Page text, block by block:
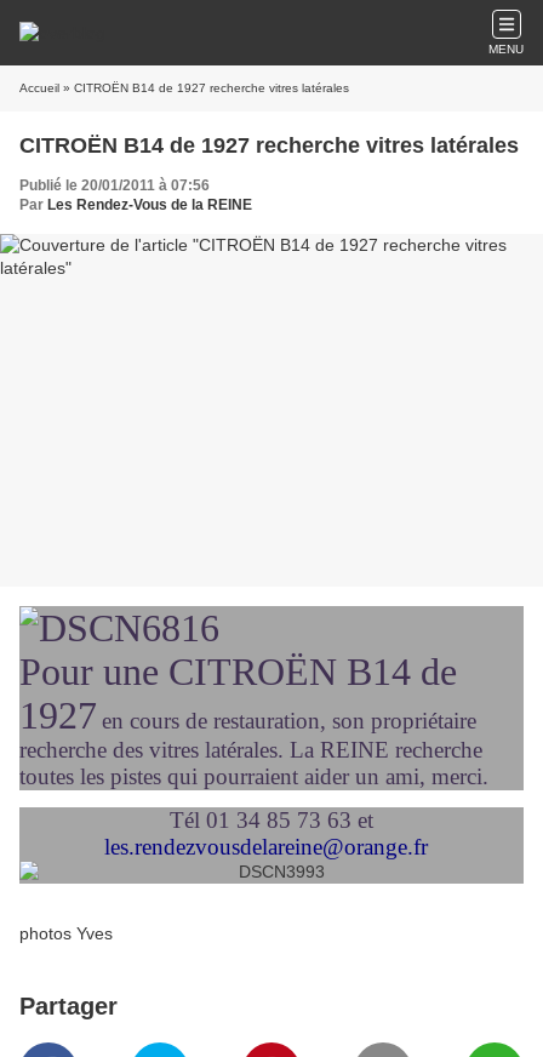
MENU
Accueil » CITROËN B14 de 1927 recherche vitres latérales
CITROËN B14 de 1927 recherche vitres latérales
Publié le 20/01/2011 à 07:56
Par Les Rendez-Vous de la REINE
Pour une CITROËN B14 de
1927 en cours de restauration, son propriétaire
recherche des vitres latérales. La REINE recherche
toutes les pistes qui pourraient aider un ami, merci.
Tél 01 34 85 73 63 et
les.rendezvousdelareine@orange.fr
photos Yves
Partager